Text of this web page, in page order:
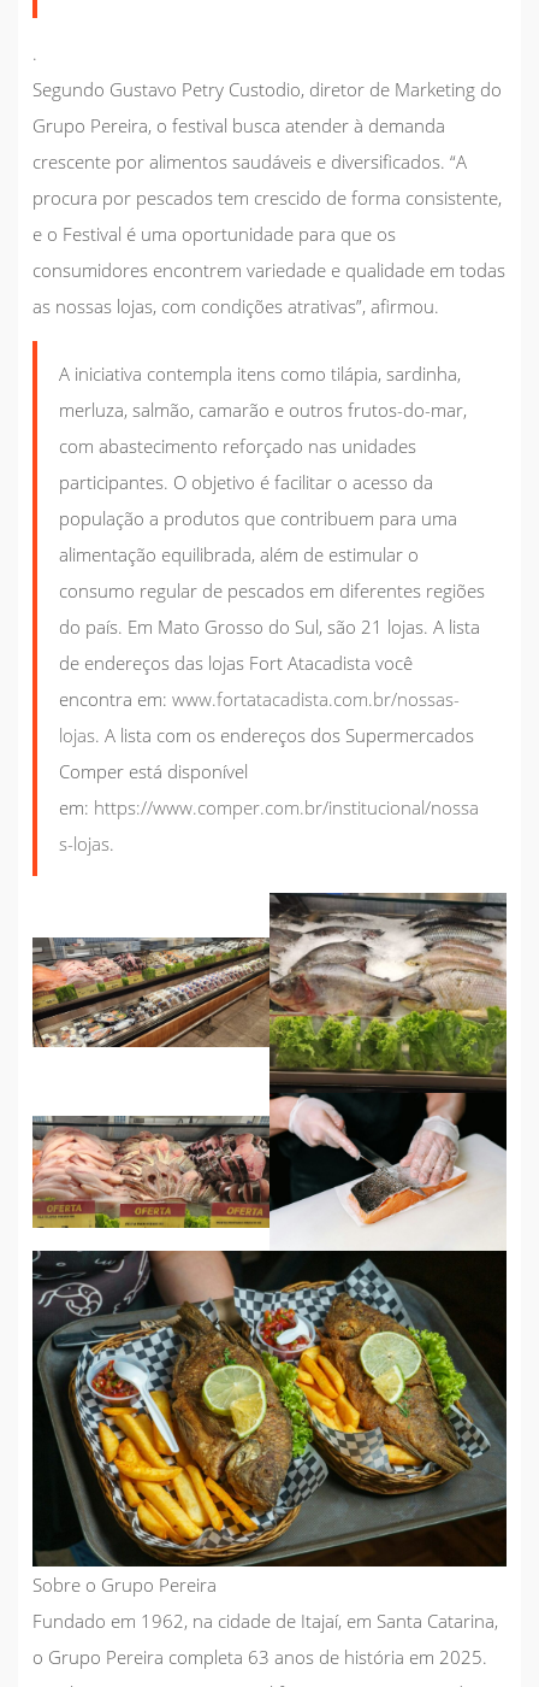
.
Segundo Gustavo Petry Custodio, diretor de Marketing do
Grupo Pereira, o festival busca atender à demanda
crescente por alimentos saudáveis e diversificados. “A
procura por pescados tem crescido de forma consistente,
e o Festival é uma oportunidade para que os
consumidores encontrem variedade e qualidade em todas
as nossas lojas, com condições atrativas”, afirmou.
A iniciativa contempla itens como tilápia, sardinha,
merluza, salmão, camarão e outros frutos-do-mar,
com abastecimento reforçado nas unidades
participantes. O objetivo é facilitar o acesso da
população a produtos que contribuem para uma
alimentação equilibrada, além de estimular o
consumo regular de pescados em diferentes regiões
do país. Em Mato Grosso do Sul, são 21 lojas. A lista
de endereços das lojas Fort Atacadista você
encontra em: www.fortatacadista.com.br/nossas-
lojas. A lista com os endereços dos Supermercados
Comper está disponível
em: https://www.comper.com.br/institucional/nossa
s-lojas.
Sobre o Grupo Pereira
Fundado em 1962, na cidade de Itajaí, em Santa Catarina,
o Grupo Pereira completa 63 anos de história em 2025.